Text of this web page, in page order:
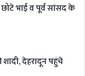
भाई व पूर्व सांसद के
देहरादून पहुंचे